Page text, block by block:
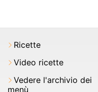
Ricette
Video ricette
Vedere l'archivio dei
menù